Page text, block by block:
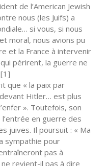
de l’American Jewish
nous (les Juifs) a
si vous, si nous
moral, nous avions pu
et la France à intervenir
périrent, la guerre ne
que « la paix par
Hitler… est plus
». Toutefois, son
en guerre des
juives. Il poursuit : « Ma
sympathie pour
pas à
revient-il pas à dire